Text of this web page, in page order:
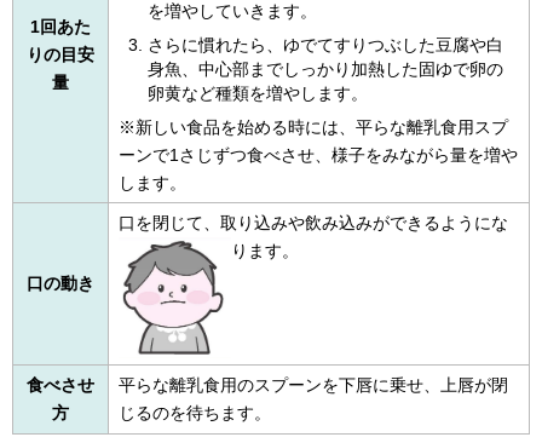
1回あた
りの目安
量
を増やしていきます。
さらに慣れたら、ゆでてすりつぶした豆腐や白
身魚、中心部までしっかり加熱した固ゆで卵の
卵黄など種類を増やします。
※新しい食品を始める時には、平らな離乳食用スプ
ーンで1さじずつ食べさせ、様子をみながら量を増や
します。
口の動き
口を閉じて、取り込みや飲み込みができるようにな
ります。
食べさせ
方
平らな離乳食用のスプーンを下唇に乗せ、上唇が閉
じるのを待ちます。